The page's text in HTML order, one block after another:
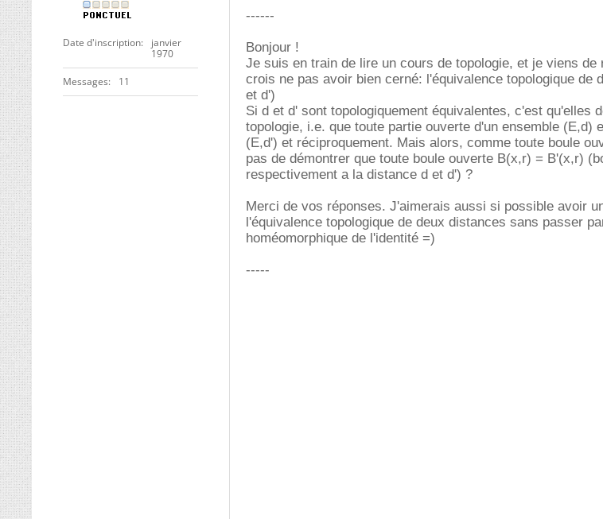
Date d'inscription
janvier
1970
Messages 11
------
Bonjour !
Je suis en train de lire un cours de topologie, et je viens de
crois ne pas avoir bien cerné: l'équivalence topologique de
et d')
Si d et d' sont topologiquement équivalentes, c'est qu'elles
topologie, i.e. que toute partie ouverte d'un ensemble (E,d)
(E,d') et réciproquement. Mais alors, comme toute boule
pas de démontrer que toute boule ouverte B(x,r) = B'(x,r)
respectivement a la distance d et d') ?
Merci de vos réponses. J'aimerais aussi si possible avoir
l'équivalence topologique de deux distances sans passer
homéomorphique de l'identité =)
-----